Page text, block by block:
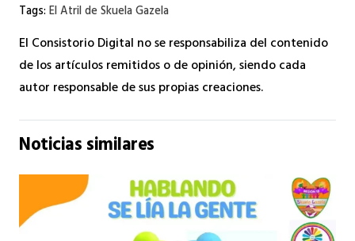
Tags:El Atril de Skuela Gazela
El Consistorio Digital no se responsabiliza del contenido
de los artículos remitidos o de opinión, siendo cada
autor responsable de sus propias creaciones.
Noticias similares